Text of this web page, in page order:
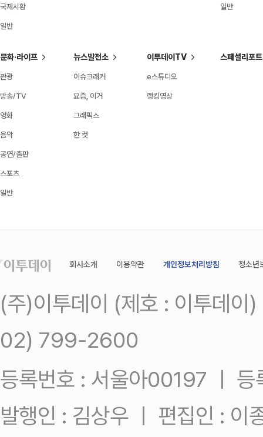
국제시황
일반
일반
문화·라이프
관광
방송/TV
영화
음악
공연/출판
스포츠
일반
뉴스발전소
이슈크래커
요즘, 이거
그래픽스
한 컷
이투데이TV
e스튜디오
랭킹영상
스페셜리포트
회사소개 이용약관 개인정보처리방침 청소년
(주)이투데이 (제호 : 이투데
02) 799-2600
등록번호 : 서울아00197 ㅣ
발행인 : 김상우 ㅣ 편집인 : 이